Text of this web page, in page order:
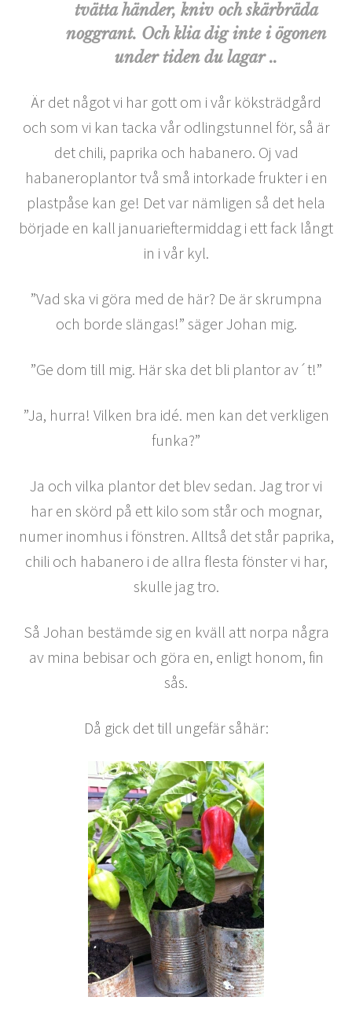
tvätta händer, kniv och skärbräda
noggrant. Och klia dig inte i ögonen
under tiden du lagar ..
Är det något vi har gott om i vår köksträdgård
och som vi kan tacka vår odlingstunnel för, så är
det chili, paprika och habanero. Oj vad
habaneroplantor två små intorkade frukter i en
plastpåse kan ge! Det var nämligen så det hela
började en kall januarieftermiddag i ett fack långt
in i vår kyl.
”Vad ska vi göra med de här? De är skrumpna
och borde slängas!” säger Johan mig.
”Ge dom till mig. Här ska det bli plantor av´t!”
”Ja, hurra! Vilken bra idé. men kan det verkligen
funka?”
Ja och vilka plantor det blev sedan. Jag tror vi
har en skörd på ett kilo som står och mognar,
numer inomhus i fönstren. Alltså det står paprika,
chili och habanero i de allra flesta fönster vi har,
skulle jag tro.
Så Johan bestämde sig en kväll att norpa några
av mina bebisar och göra en, enligt honom, fin
sås.
Då gick det till ungefär såhär: